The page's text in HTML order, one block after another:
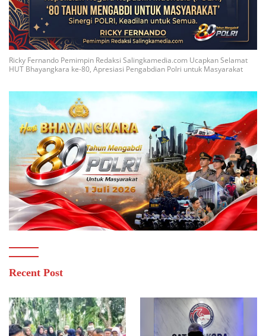
Ricky Fernando Pemimpin Redaksi Salingkamedia.com Ucapkan Selamat
HUT Bhayangkara ke-80, Apresiasi Pengabdian Polri untuk Masyarakat
Recent Post